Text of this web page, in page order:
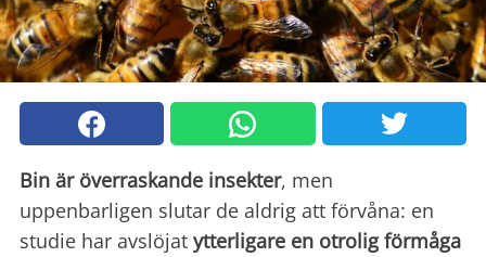
Bin är överraskande insekter, men
uppenbarligen slutar de aldrig att förvåna: en
studie har avslöjat ytterligare en otrolig förmåga